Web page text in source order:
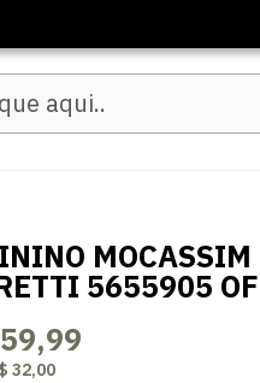
MOCASSIM
5655905
32,00